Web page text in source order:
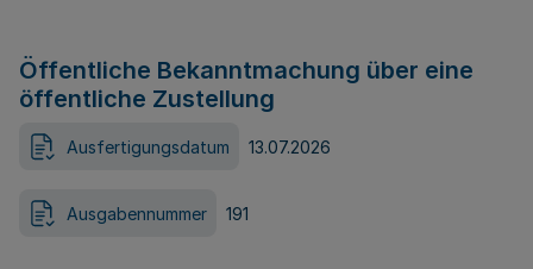
Öffentliche Bekanntmachung über eine
öffentliche Zustellung
Ausfertigungsdatum 13.07.2026
Ausgabennummer 191